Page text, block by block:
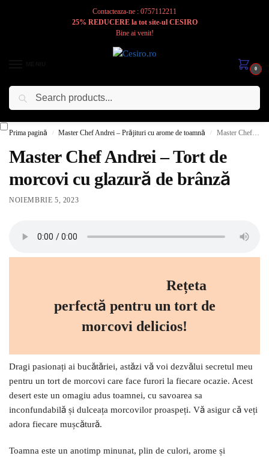
Contacteaza-ne : 0757112211
25% REDUCERE la tot site-ul CESIRO
Bine ai venit!
0
Cesiro
Prima pagină / Master Chef Andrei – Prăjituri cu arome de toamnă / Master Chef Andrei – Tort de morcovi cu glazură de brânză
Master Chef Andrei – Tort de
morcovi cu glazură de brânză
NOIEMBRIE 5, 2023
Rețeta
perfectă pentru un tort de
morcovi delicios!
Dragi pasionați ai bucătăriei, astăzi vă voi dezvălui secretul meu
pentru un tort de morcovi care face furori la fiecare ocazie. Acest
desert este un omagiu adus toamnei, cu savoarea sa
inconfundabilă și dulceața morcovilor proaspeți. Vă asigur că veți
adora fiecare mușcătură.
Toamna este un anotimp minunat, plin de culori, arome și